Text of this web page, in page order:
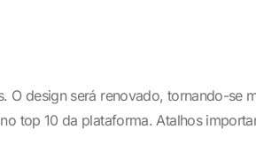
design será renovado, tornando-
top 10 da plataforma. Atalhos